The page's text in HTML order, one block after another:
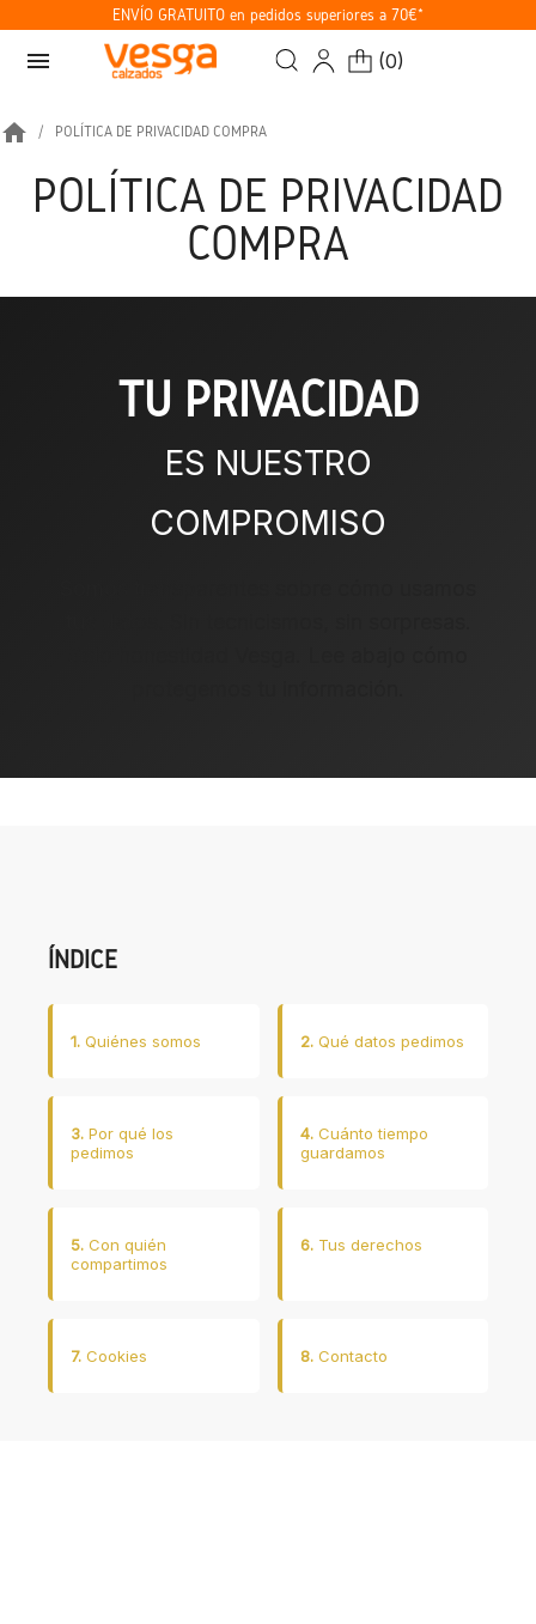
ENVÍO GRATUITO en pedidos superiores a 70€*
menu (0)
home POLÍTICA DE PRIVACIDAD COMPRA
POLÍTICA DE PRIVACIDAD
COMPRA
TU PRIVACIDAD
ES NUESTRO
COMPROMISO
ÍNDICE
1. Quiénes somos 2.Qué datos pedimos
3. Por qué los
pedimos
4.Cuánto tiempo
guardamos
5. Con quién
compartimos
6.Tus derechos
7. Cookies 8.Contacto